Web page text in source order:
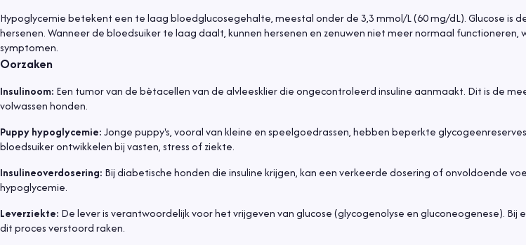
Hypoglycemie betekent een te laag bloedglucosegehalte, meestal onder de 3,3 mmol/L (60 mg/dL). Glucose is
hersenen. Wanneer de bloedsuiker te laag daalt, kunnen hersenen en zenuwen niet meer normaal
symptomen.
Oorzaken
Insulinoom: Een tumor van de bètacellen van de alvleesklier die ongecontroleerd insuline aanmaakt. Dit is de
volwassen honden.
Puppy hypoglycemie:Jonge puppy's, vooral van kleine en speelgoedrassen, hebben beperkte
bloedsuiker ontwikkelen bij vasten, stress of ziekte.
Insulineoverdosering: Bij diabetische honden die insuline krijgen, kan een verkeerde dosering of onvoldoende
hypoglycemie.
Leverziekte: De lever is verantwoordelijk voor het vrijgeven van glucose (glycogenolyse en gluconeogenese). Bij
dit proces verstoord raken.